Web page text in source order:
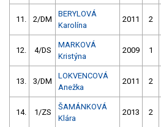
11. 2/DM
BERYLOVÁ
Karolína
2011 2
12. 4/DS
MARKOVÁ
Kristýna
2009 1
13. 3/DM
LOKVENCOVÁ
Anežka
2011 2
14. 1/ZS
ŠAMÁNKOVÁ
Klára
2013 2